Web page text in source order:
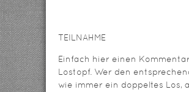
TEILNAHME
Einfach hier einen
Lostopf. Wer den
wie immer ein doppeltes Los,